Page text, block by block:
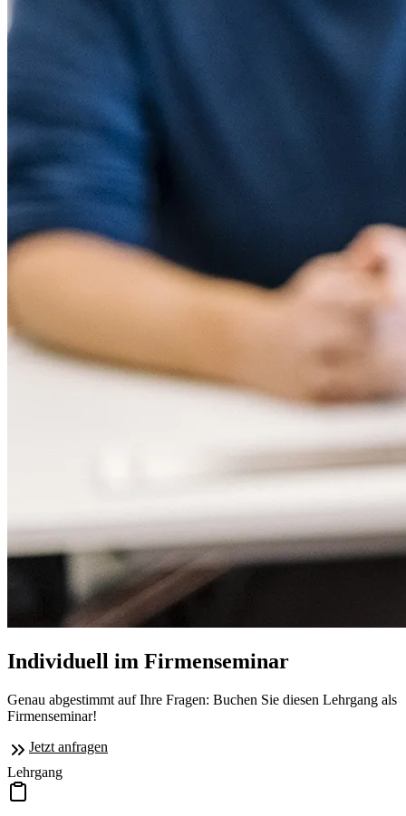
Individuell im Firmenseminar
Genau abgestimmt auf Ihre Fragen: Buchen Sie diesen Lehrgang als
Firmenseminar!
Jetzt anfragen
Lehrgang